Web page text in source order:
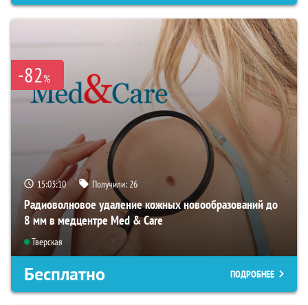
-82%
15:03:09 Получили:26
Радиоволновое удаление кожных новообразований до
8 мм в медцентре Med & Care
Тверская
Бесплатно ПОДРОБНЕЕ